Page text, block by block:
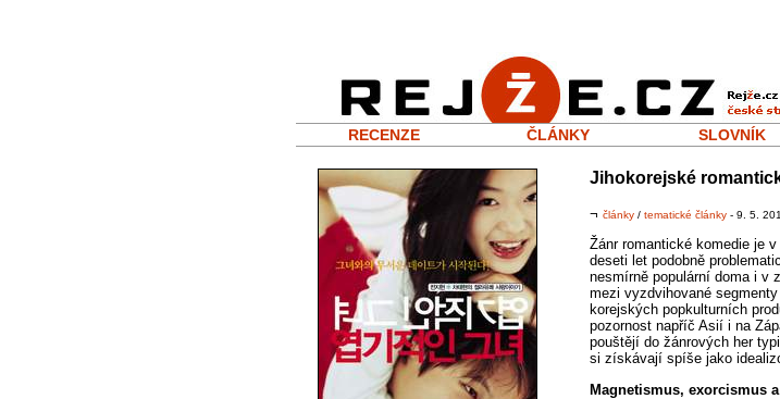
RECENZE ČLÁNKY SLOVNÍK
Jihokorejské
¬ články / tematické články - 9. 5.
Žánr romantické komedie je
deseti let podobně
nesmírně populární doma i v
mezi vyzdvihované
korejských popkulturních
pozornost napříč Asií i na
pouštějí do žánrových her
si získávají spíše jako
Magnetismus, exorcismus